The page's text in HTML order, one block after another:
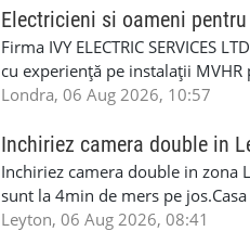
6RR 🚀 CSCS Colindale – GQA
te astăzi. Construiește-ți viitorul
Auto. Indiferent de situație,
repara in scurt timp si eficient
garaj auto care ofera orice tip de
Lucram cu Toate Garantiile si
iTP/MOT Masini Mici si Vanuri
Accident Management, Preluam
Masina la Schimb. ✅ Distributii
Geometrie Profesionala Roti
Explicatii. ✅ Suntem foarte buni
Electricieni si oameni
Firma IVY ELECTRIC SERVICES
cu experiență pe instalații
obligatorii: 🔹 Full PPE
lucru constant ✅ Echipă
detalii și programare, trimiteți
Londra, 06 Aug 2026, 10:57
Inchiriez camera double in
Inchiriez camera double in zona
sunt la 4min de mers pe
incluse.Cautam o persoana sau
Leyton, 06 Aug 2026, 08:41